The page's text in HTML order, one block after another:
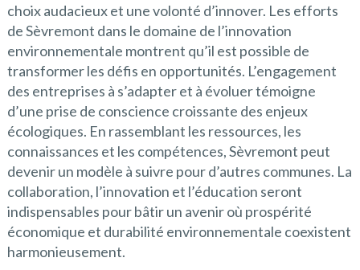
choix audacieux et une volonté d’innover. Les efforts
de Sèvremont dans le domaine de l’innovation
environnementale montrent qu’il est possible de
transformer les défis en opportunités. L’engagement
des entreprises à s’adapter et à évoluer témoigne
d’une prise de conscience croissante des enjeux
écologiques. En rassemblant les ressources, les
connaissances et les compétences, Sèvremont peut
devenir un modèle à suivre pour d’autres communes. La
collaboration, l’innovation et l’éducation seront
indispensables pour bâtir un avenir où prospérité
économique et durabilité environnementale coexistent
harmonieusement.